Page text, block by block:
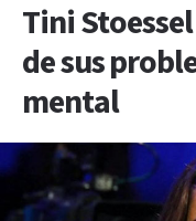
Tini
de sus
mental